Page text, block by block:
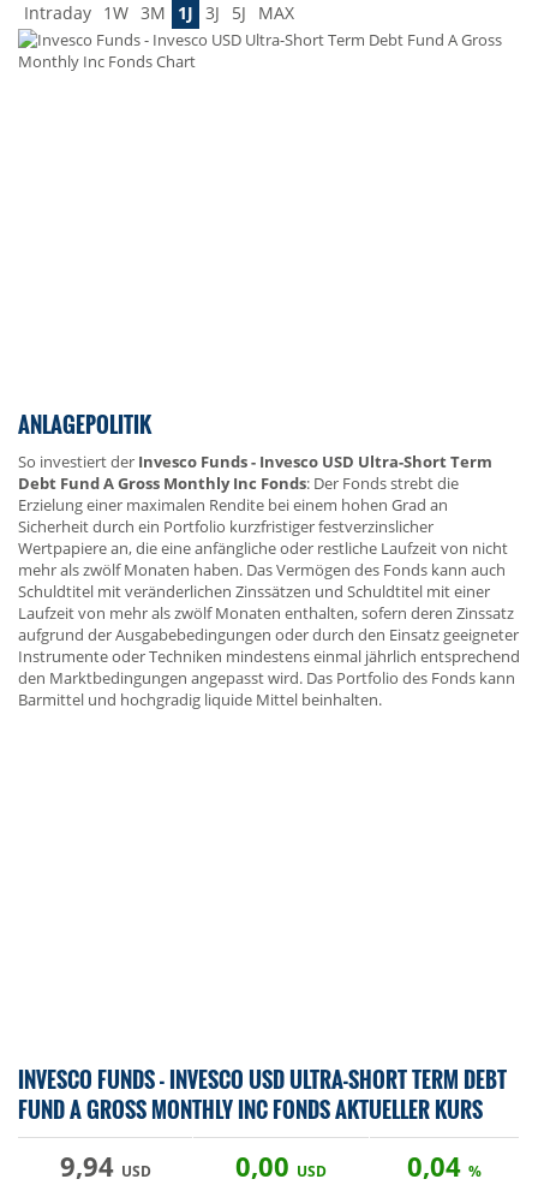
Intraday 1W 3M 1J 3J 5J MAX
ANLAGEPOLITIK
So investiert der Invesco Funds - Invesco USD Ultra-Short Term
Debt Fund A Gross Monthly Inc Fonds: Der Fonds strebt die
Erzielung einer maximalen Rendite bei einem hohen Grad an
Sicherheit durch ein Portfolio kurzfristiger festverzinslicher
Wertpapiere an, die eine anfängliche oder restliche Laufzeit von nicht
mehr als zwölf Monaten haben. Das Vermögen des Fonds kann auch
Schuldtitel mit veränderlichen Zinssätzen und Schuldtitel mit einer
Laufzeit von mehr als zwölf Monaten enthalten, sofern deren Zinssatz
aufgrund der Ausgabebedingungen oder durch den Einsatz geeigneter
Instrumente oder Techniken mindestens einmal jährlich entsprechend
den Marktbedingungen angepasst wird. Das Portfolio des Fonds kann
Barmittel und hochgradig liquide Mittel beinhalten.
INVESCO FUNDS - INVESCO USD ULTRA-SHORT TERM DEBT
FUND A GROSS MONTHLY INC FONDS AKTUELLER KURS
9,94 USD 0,00 USD 0,04 %